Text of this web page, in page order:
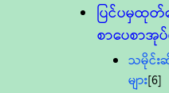
ပြင်ပမှထုတ်
စာပေစာအုပ်
သမိုင်း
များ[6]